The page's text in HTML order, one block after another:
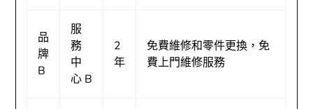
品
牌
B
服
務
中
心 B
2
年
免費維修和零件更換，免
費上門維修服務